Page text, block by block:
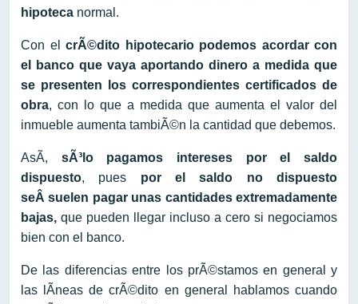
hipoteca normal.
Con el crÃ©dito hipotecario podemos acordar con
el banco que vaya aportando dinero a medida que
se presenten los correspondientes certificados de
obra, con lo que a medida que aumenta el valor del
inmueble aumenta tambiÃ©n la cantidad que debemos.
AsÃ­, sÃ³lo pagamos intereses por el saldo
dispuesto, pues por el saldo no dispuesto
seÂ suelen pagar unas cantidades extremadamente
bajas, que pueden llegar incluso a cero si negociamos
bien con el banco.
De las diferencias entre los prÃ©stamos en general y
las lÃ­neas de crÃ©dito en general hablamos cuando